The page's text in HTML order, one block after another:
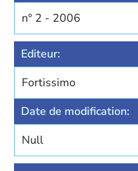
n° 2 - 2006
Editeur:
Fortissimo
Date de modification:
Null